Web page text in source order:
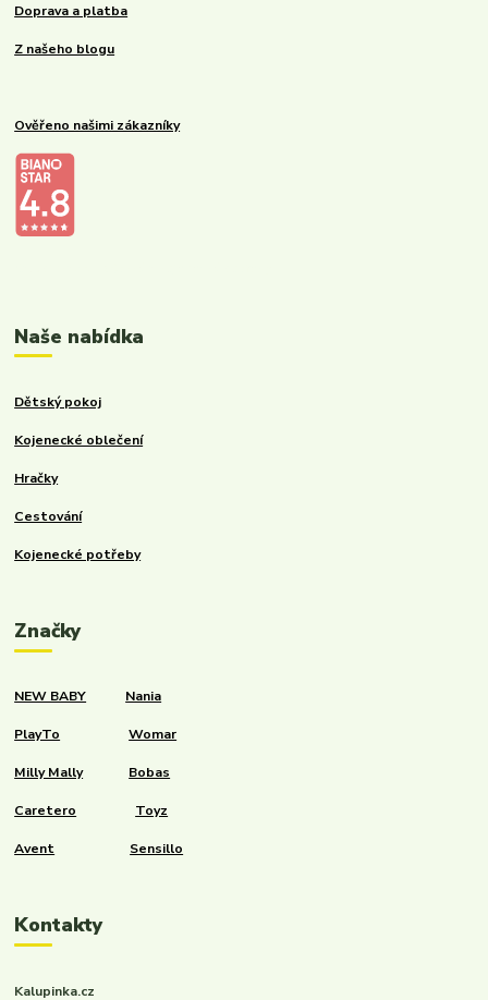
Doprava a platba
Z našeho blogu
Ověřeno našimi zákazníky
Naše nabídka
Dětský pokoj
Kojenecké oblečení
Hračky
Cestování
Kojenecké potřeby
Značky
NEW BABY Nania
PlayTo Womar
Milly Mally Bobas
Caretero Toyz
Avent Sensillo
Kontakty
Kalupinka.cz